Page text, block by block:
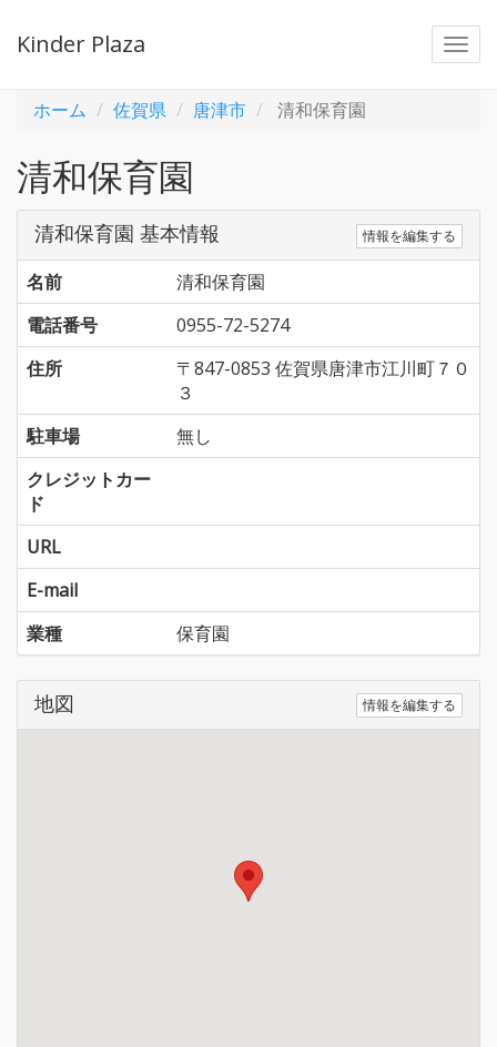
Kinder Plaza
ホーム 佐賀県 唐津市 清和保育園
清和保育園
清和保育園 基本情報 情報を編集する
名前
清和保育園
電話番号
0955-72-5274
住所
〒847-0853 佐賀県唐津市江川町７０
３
駐車場
無し
クレジットカー
ド
URL
E-mail
業種
保育園
地図 情報を編集する